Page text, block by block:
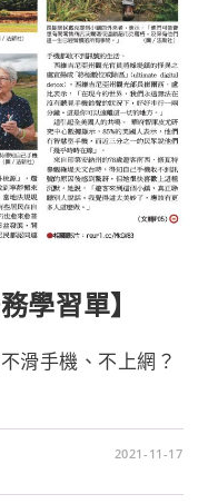
學習單】
滑手機、不上網？
2021-11-17